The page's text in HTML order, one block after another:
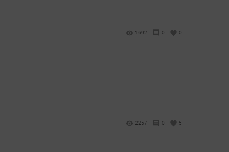
1692 0 0
2257 0 5